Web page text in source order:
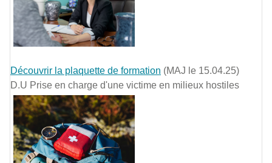
Découvrir la plaquette de formation (MAJ le 15.04.25)
D.U Prise en charge d'une victime en milieux hostiles